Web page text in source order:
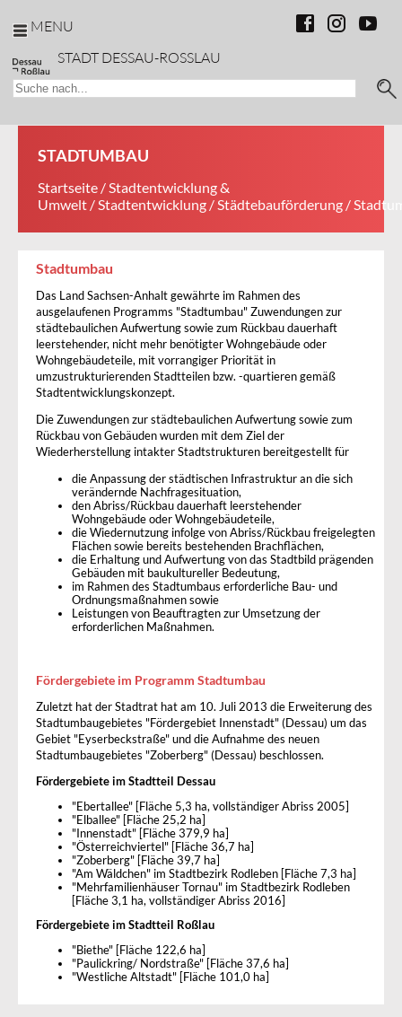
MENU
STADT DESSAU-ROSSLAU
STADTUMBAU
Startseite /Stadtentwicklung &
Umwelt /Stadtentwicklung /Städtebauförderung /
Stadtumbau
Das Land Sachsen-Anhalt gewährte im Rahmen des
ausgelaufenen Programms "Stadtumbau" Zuwendungen zur
städtebaulichen Aufwertung sowie zum Rückbau dauerhaft
leerstehender, nicht mehr benötigter Wohngebäude oder
Wohngebäudeteile, mit vorrangiger Priorität in
umzustrukturierenden Stadtteilen bzw. -quartieren gemäß
Stadtentwicklungskonzept.
Die Zuwendungen zur städtebaulichen Aufwertung sowie zum
Rückbau von Gebäuden wurden mit dem Ziel der
Wiederherstellung intakter Stadtstrukturen bereitgestellt für
die Anpassung der städtischen Infrastruktur an die sich
verändernde Nachfragesituation,
den Abriss/Rückbau dauerhaft leerstehender
Wohngebäude oder Wohngebäudeteile,
die Wiedernutzung infolge von Abriss/Rückbau freigelegten
Flächen sowie bereits bestehenden Brachflächen,
die Erhaltung und Aufwertung von das Stadtbild prägenden
Gebäuden mit baukultureller Bedeutung,
im Rahmen des Stadtumbaus erforderliche Bau- und
Ordnungsmaßnahmen sowie
Leistungen von Beauftragten zur Umsetzung der
erforderlichen Maßnahmen.
Fördergebiete im Programm Stadtumbau
Zuletzt hat der Stadtrat hat am 10. Juli 2013 die Erweiterung des
Stadtumbaugebietes "Fördergebiet Innenstadt" (Dessau) um das
Gebiet "Eyserbeckstraße" und die Aufnahme des neuen
Stadtumbaugebietes "Zoberberg" (Dessau) beschlossen.
Fördergebiete im Stadtteil Dessau
"Ebertallee" [Fläche 5,3 ha, vollständiger Abriss 2005]
"Elballee" [Fläche 25,2 ha]
"Innenstadt" [Fläche 379,9 ha]
"Österreichviertel" [Fläche 36,7 ha]
"Zoberberg" [Fläche 39,7 ha]
"Am Wäldchen" im Stadtbezirk Rodleben [Fläche 7,3 ha]
"Mehrfamilienhäuser Tornau" im Stadtbezirk Rodleben
[Fläche 3,1 ha, vollständiger Abriss 2016]
Fördergebiete im Stadtteil Roßlau
"Biethe" [Fläche 122,6 ha]
"Paulickring/ Nordstraße" [Fläche 37,6 ha]
"Westliche Altstadt" [Fläche 101,0 ha]